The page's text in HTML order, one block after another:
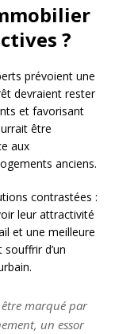
?
prévoient une
devraient rester
et favorisant
être
aux
anciens.
contrastées :
leur attractivité
et une meilleure
d’un
marqué par
un essor